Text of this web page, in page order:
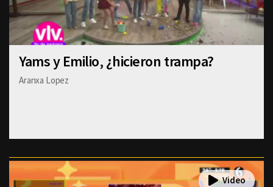
Yams y Emilio, ¿hicieron trampa?
Aranxa Lopez